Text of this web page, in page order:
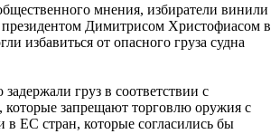
мнения, избиратели винили
Димитрисом Христофиасом в
избавиться от опасного груза судна
задержали груз в соответствии с
запрещают торговлю оружия с
ЕС стран, которые согласились бы